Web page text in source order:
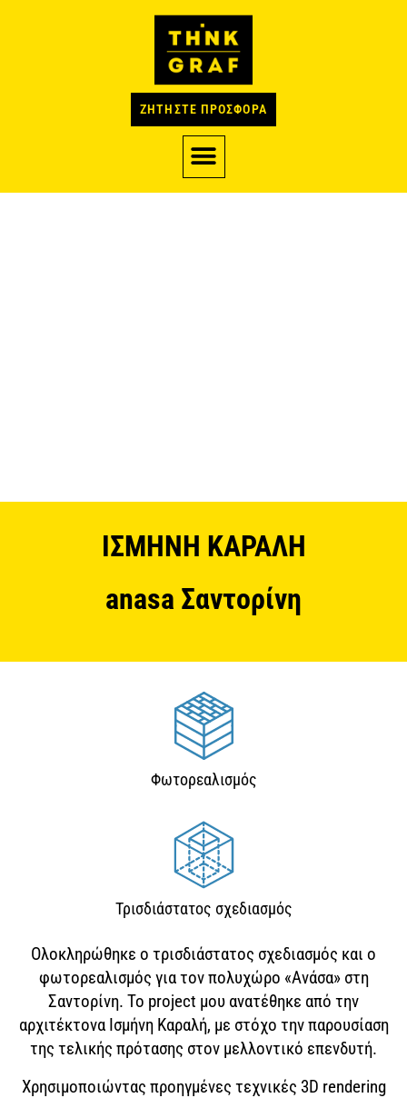
ΖΗΤΗΣΤΕ ΠΡΟΣΦΟΡΑ
ΙΣΜΗΝΗ ΚΑΡΑΛΗ
anasa Σαντορίνη
Τρισδιάστατος σχεδιασμός
Φωτορεαλισμός
Ολοκληρώθηκε ο τρισδιάστατος σχεδιασμός και ο
φωτορεαλισμός για τον πολυχώρο «Ανάσα» στη
Σαντορίνη. Το project μου ανατέθηκε από την
αρχιτέκτονα Ισμήνη Καραλή, με στόχο την παρουσίαση
της τελικής πρότασης στον μελλοντικό επενδυτή.
Χρησιμοποιώντας προηγμένες τεχνικές 3D rendering